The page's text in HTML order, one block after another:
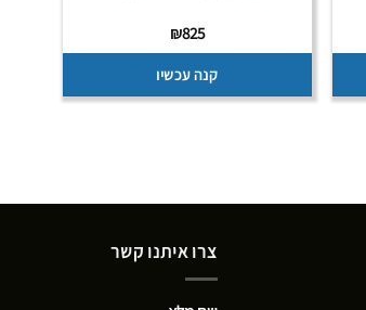
₪825
קנה עכשיו
צרו איתנו קשר